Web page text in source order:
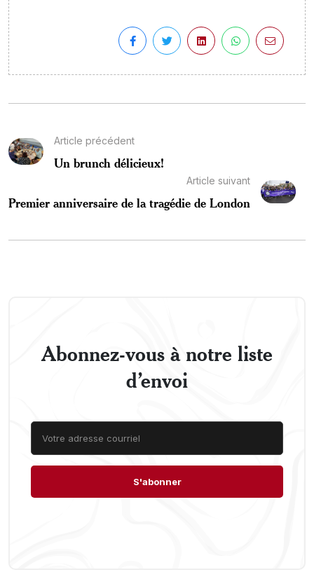
Article précédent
Un brunch délicieux!
Article suivant
Premier anniversaire de la tragédie de London
Abonnez-vous à notre liste
d’envoi